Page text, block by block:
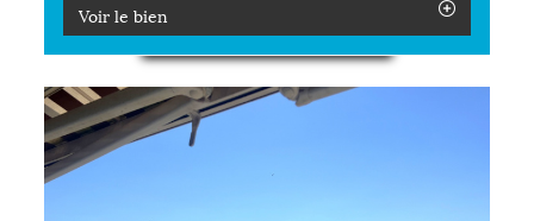
Voir le bien